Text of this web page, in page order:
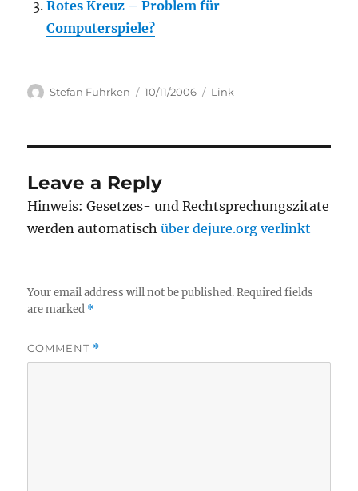
Rotes Kreuz – Problem für
Computerspiele?
Author
Stefan Fuhrken
Posted
10/11/2006 Categories
Link
Leave a Reply
Hinweis: Gesetzes- und Rechtsprechungszitate
werden automatischüber dejure.org verlinkt
Your email address will not be published. Required fields
are marked *
COMMENT *